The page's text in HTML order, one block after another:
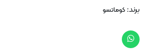
برند: کوماتسو